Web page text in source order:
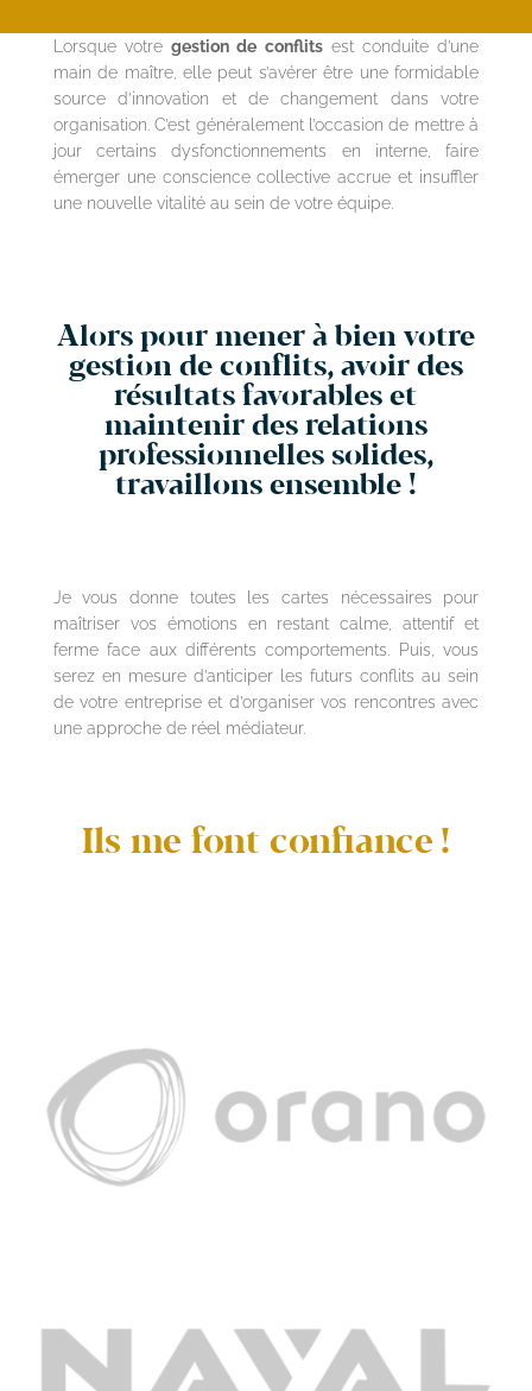
Lorsque votregestion de conflitsest conduite d’une
main de maître, elle peut s’avérer être une formidable
source d’innovation et de changement dans votre
organisation. C’est généralement l’occasion de mettre à
jour certains dysfonctionnements en interne, faire
émerger une conscience collective accrue et insuffler
une nouvelle vitalité au sein de votre équipe.
Alors pour mener à bien votre
gestion de conflits, avoir des
résultats favorables et
maintenir des relations
professionnelles solides,
travaillons ensemble !
Je vous donne toutes les cartes nécessaires pour
maîtriser vos émotions en restant calme, attentif et
ferme face aux différents comportements. Puis, vous
serez en mesure d’anticiper les futurs conflits au sein
de votre entreprise et d’organiser vos rencontres avec
une approche de réel médiateur.
Ils me font confiance !